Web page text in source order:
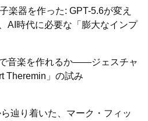
楽器を作った: GPT-5.6が変え
AI時代に必要な「膨大なインプ
音楽を作れるか——ジェスチャ
Theremin」の試み
辿り着いた、マーク・フィッ